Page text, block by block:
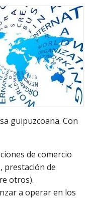
guipuzcoana. Con
de comercio
prestación de
otros).
a operar en los